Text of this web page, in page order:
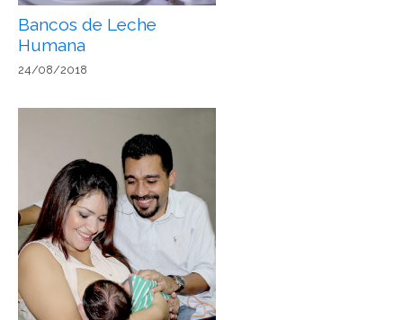
Bancos de Leche
Humana
24/08/2018